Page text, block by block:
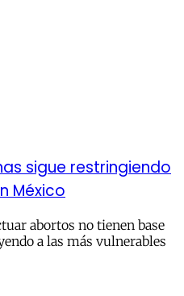
sigue restringiendo
México
abortos no tienen base
a las más vulnerables